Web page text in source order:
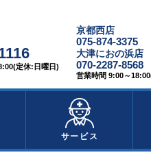
定休:日曜日)
京都西店
075-874-3375
大津におの浜店
070-2287-8568
営業時間 9:00～
サービス